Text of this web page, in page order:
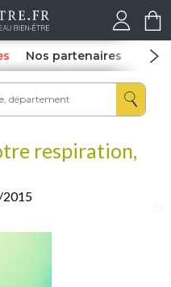
Nos partenaires Spas
respiration,
2015